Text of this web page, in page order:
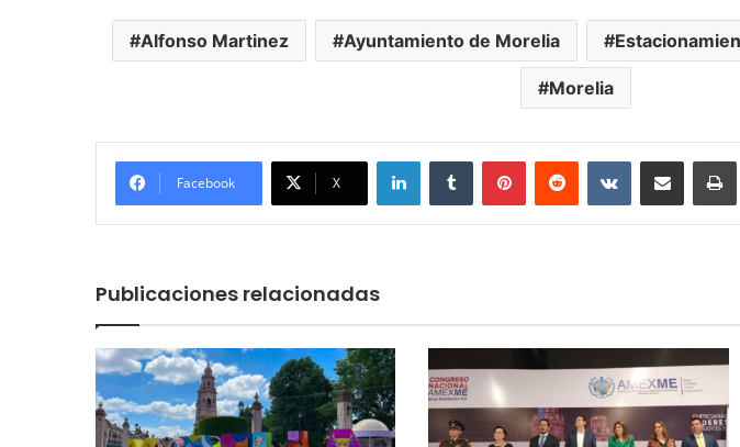
Alfonso Martinez Ayuntamiento de Morelia
Morelia
Facebook X
LinkedInTumblr PinterestReddit VKontakteCompartir por correo
Publicaciones relacionadas